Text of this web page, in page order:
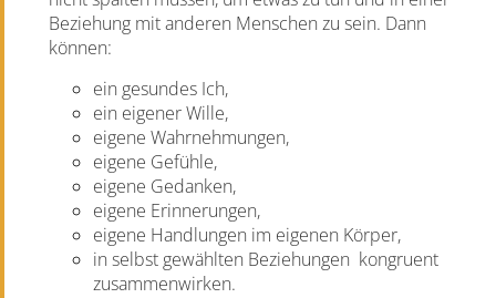
Beziehung mit anderen Menschen zu sein. Dann
können:
ein gesundes Ich,
ein eigener Wille,
eigene Wahrnehmungen,
eigene Gefühle,
eigene Gedanken,
eigene Erinnerungen,
eigene Handlungen im eigenen Körper,
in selbst gewählten Beziehungen kongruent
zusammenwirken.